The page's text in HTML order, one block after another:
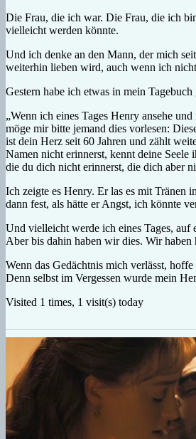
Die Frau, die ich war. Die Frau, die ich
vielleicht werden könnte.
Und ich denke an den Mann, der mich
weiterhin lieben wird, auch wenn ich
Gestern habe ich etwas in mein Tagebuch
„Wenn ich eines Tages Henry ansehe
möge mir bitte jemand dies vorlesen:
ist dein Herz seit 60 Jahren und zählt
Namen nicht erinnerst, kennt deine Seele
die du dich nicht erinnerst, die dich aber
Ich zeigte es Henry. Er las es mit Tränen
dann fest, als hätte er Angst, ich könnte
Und vielleicht werde ich eines Tages, auf
Aber bis dahin haben wir dies. Wir haben
Wenn das Gedächtnis mich verlässt,
Denn selbst im Vergessen wurde mein
Visited 1 times, 1 visit(s) today